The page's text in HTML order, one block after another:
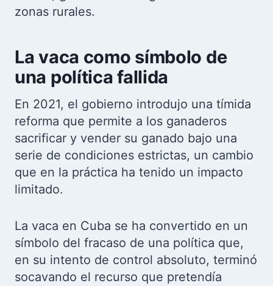
zonas rurales.
La vaca como símbolo de
una política fallida
En 2021, el gobierno introdujo una tímida
reforma que permite a los ganaderos
sacrificar y vender su ganado bajo una
serie de condiciones estrictas, un cambio
que en la práctica ha tenido un impacto
limitado.
La vaca en Cuba se ha convertido en un
símbolo del fracaso de una política que,
en su intento de control absoluto, terminó
socavando el recurso que pretendía